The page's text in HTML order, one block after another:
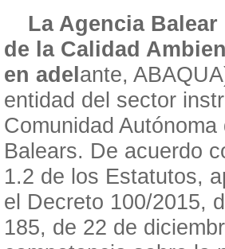
La Agencia
de la Calidad
en adelante,
entidad del sector
Comunidad
Balears. De acuerdo
1.2 de los Estatutos,
el Decreto 100/2015,
185, de 22 de